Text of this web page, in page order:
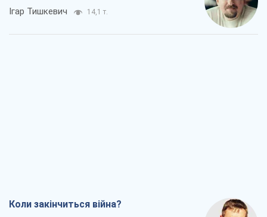
Ігар Тишкевич 14,1 т.
Коли закінчиться війна?